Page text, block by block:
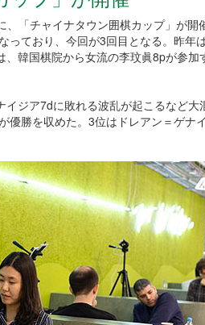
「チャイナタウン囲棋カップ」が開
っており、今回が3回目となる。昨年
韓国棋院から女流の李玟眞8pが参加
ジア7dに敗れる波乱が起こるなど大
勝を収めた。3位はドレアン＝ゲナ